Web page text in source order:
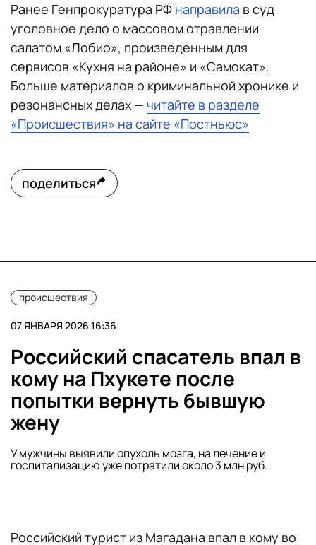
Ранее Генпрокуратура РФ направила в суд
уголовное дело о массовом отравлении
салатом «Лобио», произведенным для
сервисов «Кухня на районе» и «Самокат».
Больше материалов о криминальной хронике и
резонансных делах — читайте в разделе
«Происшествия» на сайте «Постньюс»
поделиться
происшествия
07 ЯНВАРЯ 2026 16:36
Российский спасатель впал в
кому на Пхукете после
попытки вернуть бывшую
жену
У мужчины выявили опухоль мозга, на лечение и
госпитализацию уже потратили около 3 млн руб.
Российский турист из Магадана впал в кому во